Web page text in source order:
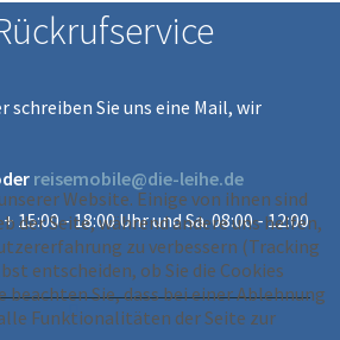
schreiben Sie uns eine Mail, wir
reisemobile@die-leihe.de
15:00 - 18:00 Uhr und Sa. 08:00 - 12:00
Website. Einige von ihnen sind
der Seite, während andere uns helfen,
zu verbessern (Tracking
entscheiden, ob Sie die Cookies
Sie, dass bei einer Ablehnung
Funktionalitäten der Seite zur